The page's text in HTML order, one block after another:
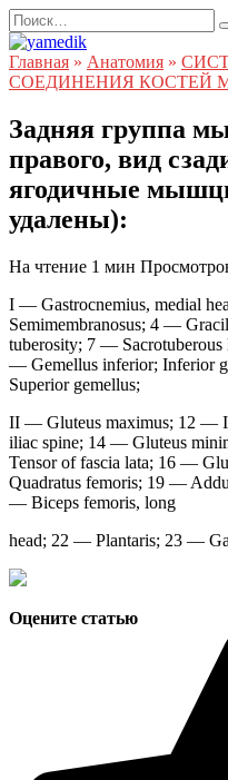
Перейти
к
содержанию
Search
for:
Главная » Анатомия »
СОЕДИНЕНИЯ КОСТЕЙ
Задняя группа
правого, вид
ягодичные
удалены):
На чтение 1 мин
I — Gastrocnemius, medial
Semimembranosus; 4 —
tuberosity; 7 —
— Gemellus inferior; Inferior
Superior gemellus;
II — Gluteus maximus; 12 —
iliac spine; 14 — Gluteus
Tensor of fascia lata; 16 —
Quadratus femoris; 19 —
— Biceps femoris, long
head; 22 — Plantaris; 23 —
Оцените статью